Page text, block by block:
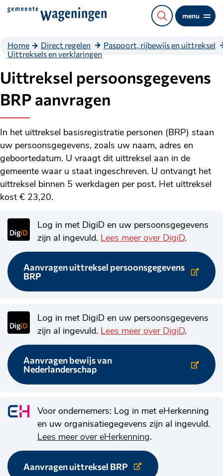
Direct
content
menu
Home Direct regelen
Paspoort, rijbewijs en uittreksel
Uittreksels en verklaringen
Uittreksel persoonsgegevens
BRP aanvragen
In het uittreksel basisregistratie personen (BRP) staan
uw persoonsgegevens, zoals uw naam, adres en
geboortedatum. U vraagt dit uittreksel aan in de
gemeente waar u staat ingeschreven. U ontvangt het
uittreksel binnen 5 werkdagen per post. Het uittreksel
kost € 23,20.
Log in met DigiD en uw persoonsgegevens
zijn al ingevuld. Lees meer over DigiD.
Aanvragen uittreksel persoonsgegevens
BRP
Link
externe
Log in met DigiD en uw persoonsgegevens
zijn al ingevuld. Lees meer over DigiD.
Aanvragen bewijs van
Nederlanderschap
Link
externe
Voor ondernemers: Log in met eHerkenning
en uw organisatiegegevens zijn al ingevuld.
Lees meer over eHerkenning.
Aanvragen uittreksel BRP
Link